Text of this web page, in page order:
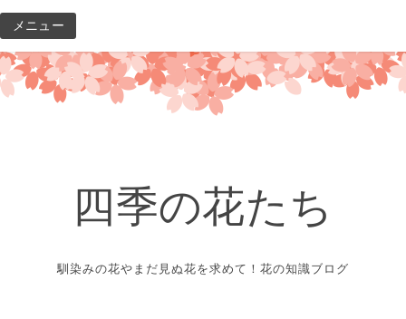
コ
ン
テ
ン
メニュー
四季の花たち
馴染みの花やまだ見ぬ花を求めて！花の知識ブログ